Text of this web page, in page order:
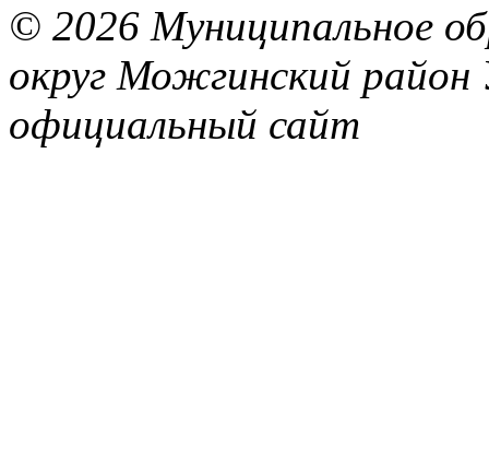
© 2026 Муниципальное
округ Можгинский район
официальный сайт